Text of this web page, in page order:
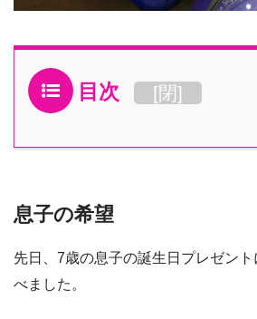
目次 [閉]
息子の希望
先日、7歳の息子の誕生日プレゼン
べました。